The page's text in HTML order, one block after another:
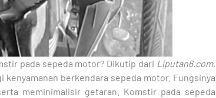
pada sepeda motor? Dikutip dari Liputan6.com,
berkendara sepeda motor. Fungsinya
meminimalisir getaran. Komstir pada sepeda